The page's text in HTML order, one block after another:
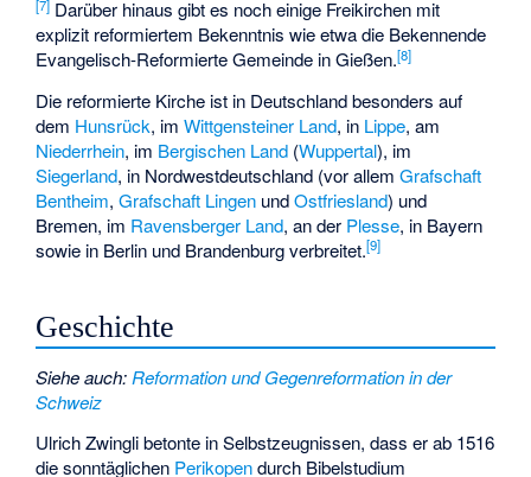
[7] Darüber hinaus gibt es noch einige Freikirchen mit
explizit reformiertem Bekenntnis wie etwa die Bekennende
Evangelisch-Reformierte Gemeinde in Gießen.[8]
Die reformierte Kirche ist in Deutschland besonders auf
dem Hunsrück, imWittgensteiner Land, in Lippe, am
Niederrhein, im Bergischen Land (Wuppertal), im
Siegerland, in Nordwestdeutschland (vor allemGrafschaft
Bentheim,Grafschaft Lingen undOstfriesland) und
Bremen, im Ravensberger Land, an der Plesse, in Bayern
sowie in Berlin und Brandenburg verbreitet.[9]
Geschichte
Siehe auch: Reformation und Gegenreformation in der
Schweiz
Ulrich Zwingli betonte in Selbstzeugnissen, dass er ab 1516
die sonntäglichen Perikopendurch Bibelstudium